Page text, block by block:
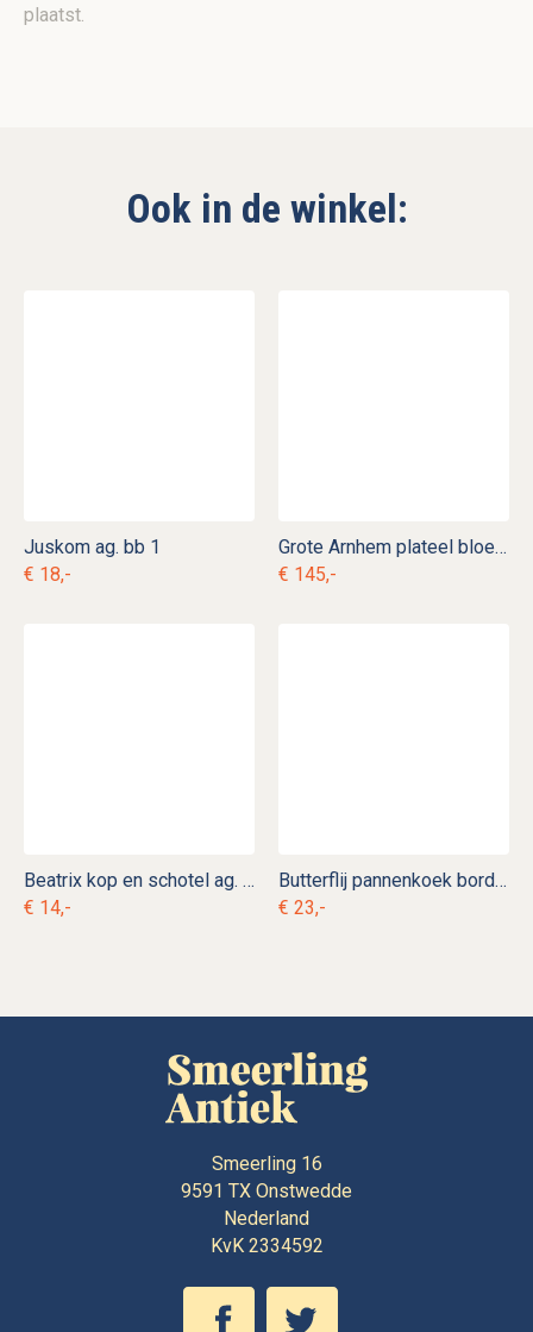
plaatst.
Ook in de winkel:
Juskom ag. bb 1
€ 18,-
Grote Arnhem plateel bloempot
€ 145,-
Beatrix kop en schotel ag. d 2
€ 14,-
Butterflij pannenkoek bord ag. d 19
€ 23,-
Smeerling 16
9591 TX Onstwedde
Nederland
KvK 2334592